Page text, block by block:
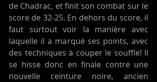
de Chadrac, et finit son combat sur le
score de 32-25. En dehors du score, il
faut surtout voir la manière avec
laquelle il a marqué ses points, avec
des techniques à couper le souffle! Il
se hisse donc en finale contre une
nouvelle ceinture noire, ancien